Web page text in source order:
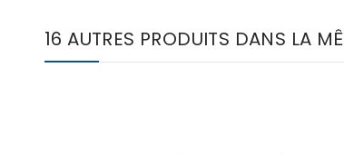
16 AUTRES PRODUITS DANS LA